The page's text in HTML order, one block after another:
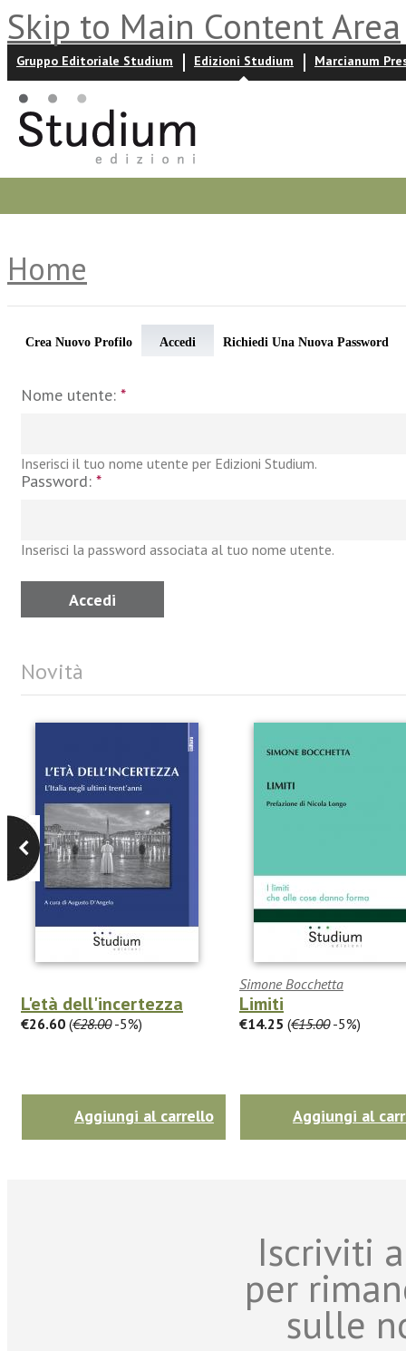
Skip to Main Content Area
Gruppo Editoriale Studium Edizioni Studium Marcianum
Home
Crea Nuovo Profilo Accedi Richiedi Una Nuova Password
Nome utente: *
Inserisci il tuo nome utente per Edizioni Studium.
Password: *
Inserisci la password associata al tuo nome utente.
Novità
L'età dell'incertezza
€26.60 (€28.00-5%)
Aggiungi al carrello
Simone Bocchetta
Limiti
€14.25 (€15.00-5%)
Aggiungi al
Iscriviti
per
sulle